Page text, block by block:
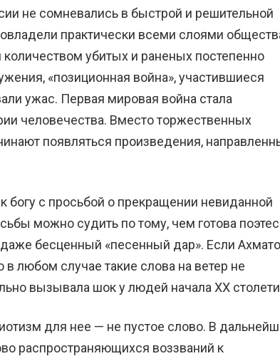
не сомневались в быстрой и решительной
практически всеми слоями
убитых и раненых постепенно
«позиционная война», участившиеся
ужас. Первая мировая война стала
человечества. Вместо торжественных
появляться произведения,
богу с просьбой о прекращении невиданной
можно судить по тому, чем готова
даже бесценный «песенный дар». Если
в любом случае такие слова на ветер не
вызывала шок у людей начала XX
для нее — не пустое слово. В
распространяющихся воззваний к